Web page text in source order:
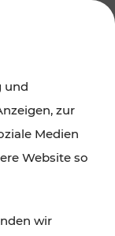
und
zur
Medien
Website so
wir